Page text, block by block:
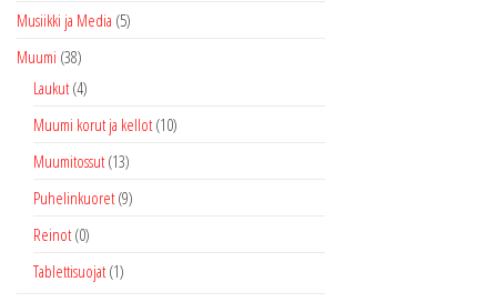
Musiikki ja Media (5)
Muumi (38)
Laukut (4)
Muumi korut ja kellot (10)
Muumitossut (13)
Puhelinkuoret (9)
Reinot (0)
Tablettisuojat (1)